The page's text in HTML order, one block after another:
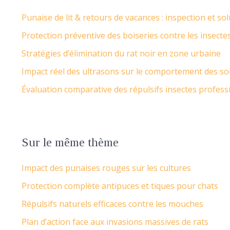
Punaise de lit & retours de vacances : inspection et
Protection préventive des boiseries contre les
Stratégies d’élimination du rat noir en zone urbaine
Impact réel des ultrasons sur le comportement des
Évaluation comparative des répulsifs insectes
Sur le même thème
Impact des punaises rouges sur les cultures
Protection complète antipuces et tiques pour chats
Répulsifs naturels efficaces contre les mouches
Plan d’action face aux invasions massives de rats